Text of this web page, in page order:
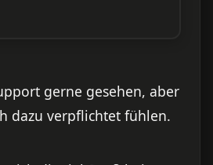
gerne gesehen, aber
dazu verpflichtet fühlen.